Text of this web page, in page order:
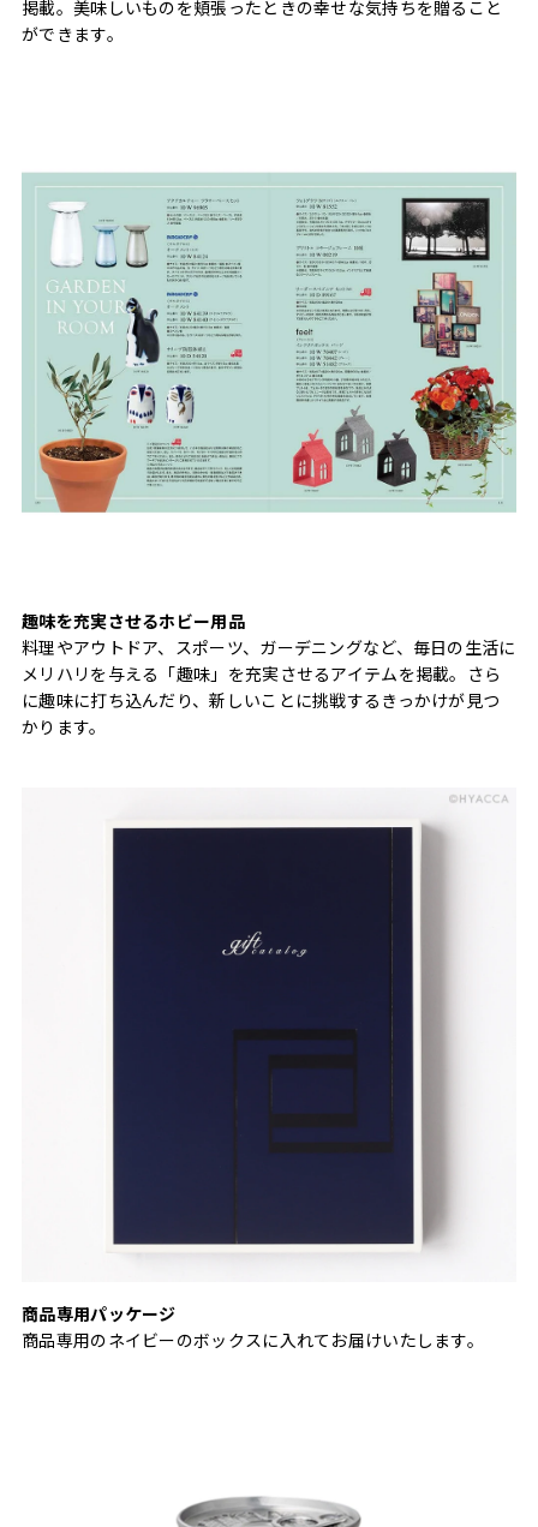
掲載。美味しいものを頬張ったときの幸せな気持ちを贈ること
ができます。
趣味を充実させるホビー用品
料理やアウトドア、スポーツ、ガーデニングなど、毎日の生活に
メリハリを与える「趣味」を充実させるアイテムを掲載。さら
に趣味に打ち込んだり、新しいことに挑戦するきっかけが見つ
かります。
商品専用パッケージ
商品専用のネイビーのボックスに入れてお届けいたします。